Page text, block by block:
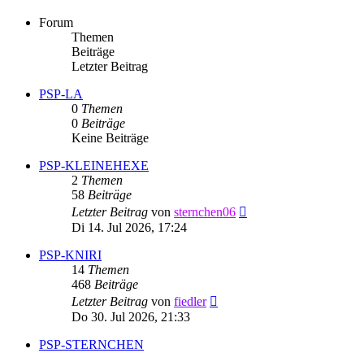
Forum
Themen
Beiträge
Letzter Beitrag
PSP-LA
0 Themen
0 Beiträge
Keine Beiträge
PSP-KLEINEHEXE
2 Themen
58 Beiträge
Letzter Beitrag von sternchen06
Di 14. Jul 2026, 17:24
PSP-KNIRI
14 Themen
468 Beiträge
Letzter Beitrag von fiedler
Do 30. Jul 2026, 21:33
PSP-STERNCHEN